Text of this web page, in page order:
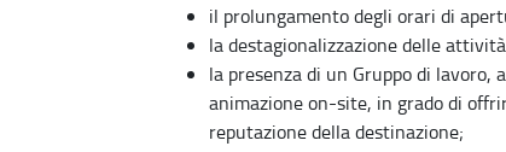
il prolungamento degli orari di
la destagionalizzazione delle
la presenza di un Gruppo di
animazione on-site, in grado di
reputazione della destinazione;